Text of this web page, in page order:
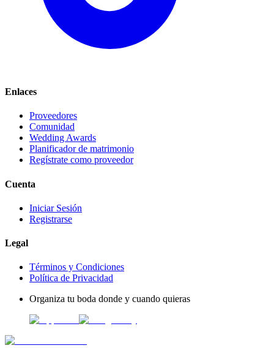
Enlaces
Proveedores
Comunidad
Wedding Awards
Planificador de matrimonio
Regístrate como proveedor
Cuenta
Iniciar Sesión
Registrarse
Legal
Términos y Condiciones
Política de Privacidad
Organiza tu boda donde y cuando quieras